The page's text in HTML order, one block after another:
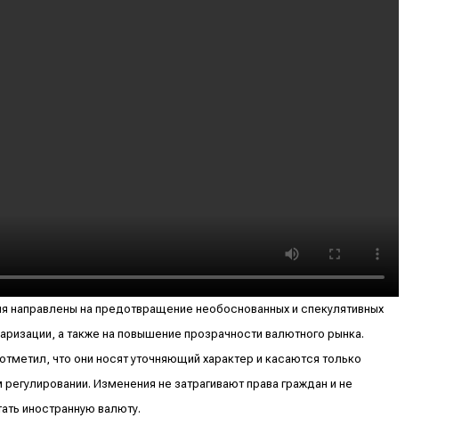
направлены на предотвращение необоснованных и спекулятивных
а также на повышение прозрачности валютного рынка.
что они носят уточняющий характер и касаются только
Изменения не затрагивают права граждан и не
иностранную валюту.